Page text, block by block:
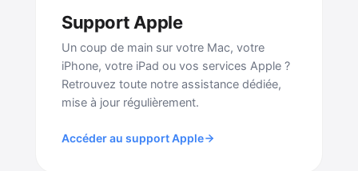
Support Apple
Un coup de main sur votre Mac, votre
iPhone, votre iPad ou vos services Apple ?
Retrouvez toute notre assistance dédiée,
mise à jour régulièrement.
Accéder au support Apple